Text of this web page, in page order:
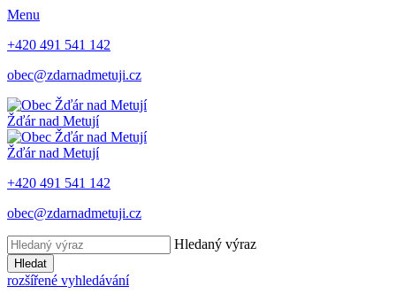
Menu
+420 491 541 142
obec@zdarnadmetuji.cz
Žďár nad Metují
Žďár nad Metují
+420 491 541 142
obec@zdarnadmetuji.cz
Hledaný výraz
Hledat
rozšířené vyhledávání